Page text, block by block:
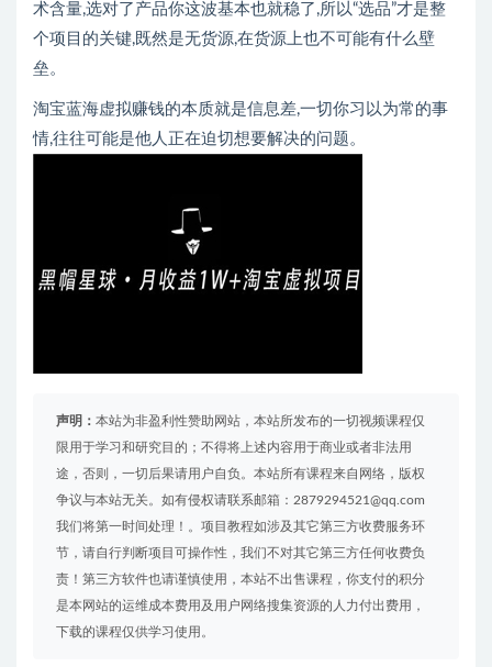
术含量,选对了产品你这波基本也就稳了,所以“选品”才是整
个项目的关键,既然是无货源,在货源上也不可能有什么壁
垒。
淘宝蓝海虚拟赚钱的本质就是信息差,一切你习以为常的事
情,往往可能是他人正在迫切想要解决的问题。
声明： 本站为非盈利性赞助网站，本站所发布的一切视频课程仅
限用于学习和研究目的；不得将上述内容用于商业或者非法用
途，否则，一切后果请用户自负。本站所有课程来自网络，版权
争议与本站无关。如有侵权请联系邮箱：2879294521@qq.com
我们将第一时间处理！。项目教程如涉及其它第三方收费服务环
节，请自行判断项目可操作性，我们不对其它第三方任何收费负
责！第三方软件也请谨慎使用，本站不出售课程，你支付的积分
是本网站的运维成本费用及用户网络搜集资源的人力付出费用，
下载的课程仅供学习使用。